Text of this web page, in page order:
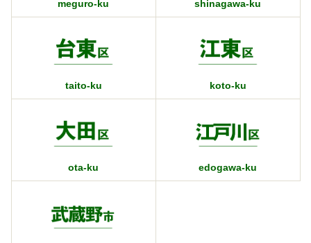
meguro-ku shinagawa-ku
taito-ku koto-ku
ota-ku edogawa-ku